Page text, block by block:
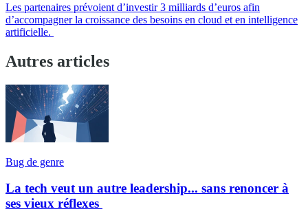
Les partenaires prévoient d’investir 3 milliards d’euros afin
d’accompagner la croissance des besoins en cloud et en intelligence
artificielle.
Autres articles
Bug de genre
La tech veut un autre leadership... sans renoncer à
ses vieux réflexes